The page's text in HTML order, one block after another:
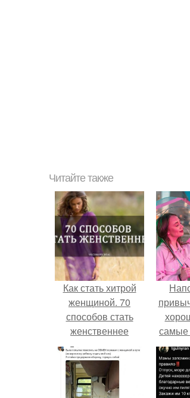
Читайте также
Как стать хитрой
женщиной. 70
способов стать
женственнее
самые
это